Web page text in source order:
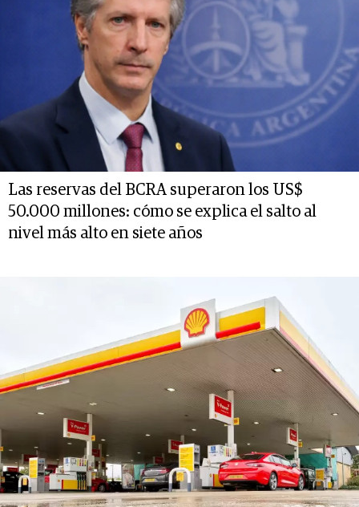
Las reservas del BCRA superaron los US$
50.000 millones: cómo se explica el salto al
nivel más alto en siete años